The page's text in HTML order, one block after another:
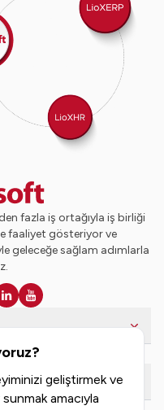
geliştirmek ve
amacıyla
fazla iş ortağıyla iş birliği
faaliyet gösteriyor ve
geleceğe sağlam adımlarla